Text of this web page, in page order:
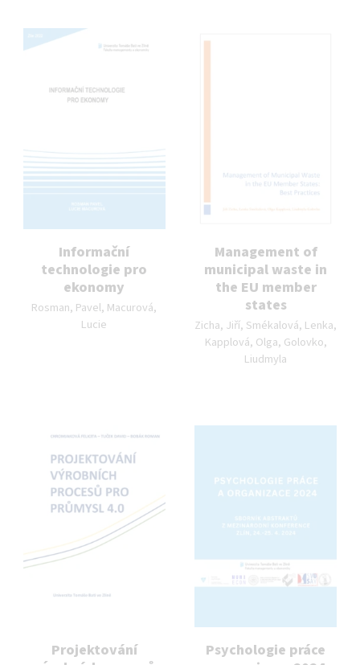
Informační
technologie pro
ekonomy
Autor publikace:
Rosman, Pavel, Macurová,
Lucie
Management of
municipal waste in
the EU member
states
Autor publikace:
Zicha, Jiří, Smékalová, Lenka,
Kapplová, Olga, Golovko,
Liudmyla
Projektování
Psychologie práce